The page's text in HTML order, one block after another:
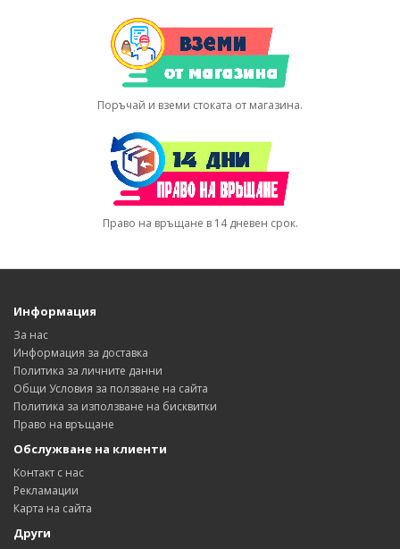
Поръчай и вземи стоката от магазина.
Право на връщане в 14 дневен срок.
Информация
За нас
Информация за доставка
Политика за личните данни
Общи Условия за ползване на сайта
Политика за използване на бисквитки
Право на връщане
Обслужване на клиенти
Контакт с нас
Рекламации
Карта на сайта
Други